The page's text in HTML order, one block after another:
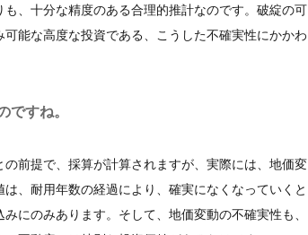
、十分な精度のある合理的推計なのです。破綻の可
能な高度な投資である、こうした不確実性にかかわ
ですね。
前提で、採算が計算されますが、実際には、地価変
、耐用年数の経過により、確実になくなっていくと
にのみあります。そして、地価変動の不確実性も、